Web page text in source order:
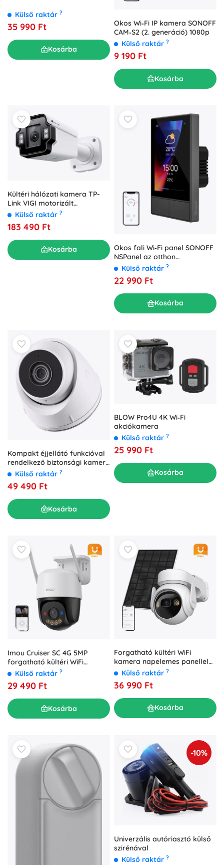
Külső raktár ?
35 990 Ft
Kosárba
Okos Wi‑Fi IP kamera SONOFF
CAM‑S2 (2. generáció) 1080p
Külső raktár ?
9 190 Ft
Kosárba
Kültéri hálózati kamera TP-
Link VIGI motorizált
varifokális objektívvel 4MP
Külső raktár ?
183 490 Ft
Kosárba
Okos fali Wi‑Fi panel SONOFF
NSPanel az otthon
vezérléséhez (fekete, 120 mm)
Külső raktár ?
22 990 Ft
Kosárba
Kompakt éjjellátó funkcióval
rendelkező biztonsági kamera
– SuperCam
Külső raktár ?
49 490 Ft
Kosárba
BLOW Pro4U 4K Wi‑Fi
akciókamera
Külső raktár ?
25 990 Ft
Kosárba
Imou Cruiser SC 4G 5MP
forgatható kültéri WiFi
kamera
Külső raktár ?
29 490 Ft
Kosárba
Forgatható kültéri WiFi
kamera napelemes panellel
IMOU Cell PT Lite
Külső raktár ?
36 990 Ft
Kosárba
-10%
Univerzális autóriasztó külső
szirénával
Külső raktár ?